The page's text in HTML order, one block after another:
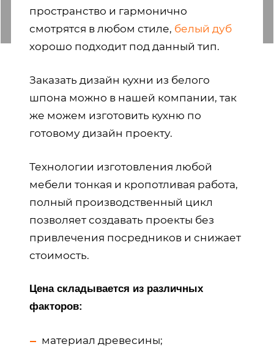
пространство и гармонично
смотрятся в любом стиле, белый дуб
хорошо подходит под данный тип.
Заказать дизайн кухни из белого
шпона можно в нашей компании, так
же можем изготовить кухню по
готовому дизайн проекту.
Технологии изготовления любой
мебели тонкая и кропотливая работа,
полный производственный цикл
позволяет создавать проекты без
привлечения посредников и снижает
стоимость.
Цена складывается из различных
факторов:
материал древесины;